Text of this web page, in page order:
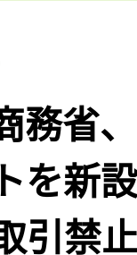
務省
を新
引禁